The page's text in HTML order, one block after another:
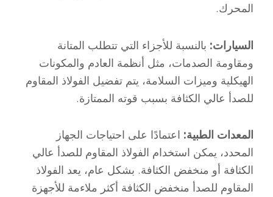
المحرك.
السيارات: بالنسبة للأجزاء التي تتطلب المتانة
ومقاومة الصدمات، مثل أنظمة العادم والمكونات
الهيكلية وميزات السلامة، يتم تفضيل الفولاذ المقاوم
للصدأ عالي الكثافة بسبب قوته الممتازة.
المعدات الطبية: اعتمادًا على احتياجات الجهاز
المحدد، يمكن استخدام الفولاذ المقاوم للصدأ عالي
الكثافة أو منخفض الكثافة. بشكل عام، يعد الفولاذ
المقاوم للصدأ منخفض الكثافة أكثر ملاءمة للأجهزة